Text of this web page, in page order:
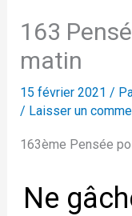
163
matin
15 février 2021 /
/ Laisser un
163ème Pensée
Ne